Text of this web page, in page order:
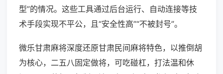
型”的情况。这些工具通过后台运行、自动连接等技
术手段实现不平公，且“安全性高”“不被封号”。
微乐甘肃麻将深度还原甘肃民间麻将特色，以推倒胡
为核心，二五八固定做将，可吃碰杠，打法温和休